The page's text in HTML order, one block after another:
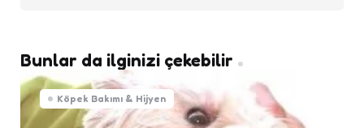
Bunlar da ilginizi çekebilir
Köpek Bakımı & Hijyen